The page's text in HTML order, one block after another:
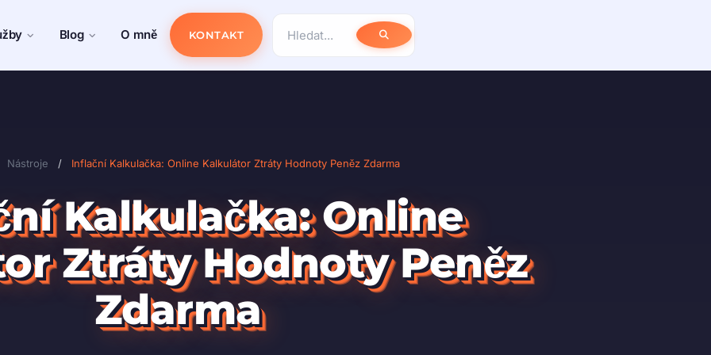
Blog O mně KONTAKT
Nástroje / Inflační Kalkulačka: Online Kalkulátor Ztráty Hodnoty Peněz Zdarma
Kalkulačka: Online
Ztráty Hodnoty Peněz
Zdarma